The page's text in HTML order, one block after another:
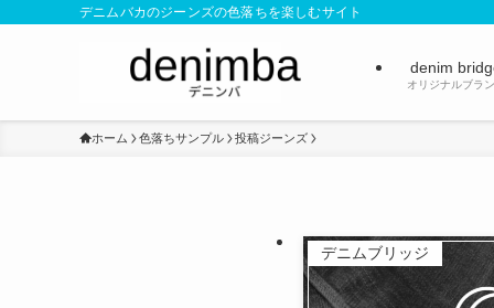
デニムバカのジーンズの色落ちを楽しむサイト
denim
オリジナルブラ
ホーム 色落ちサンプル 投稿ジーンズ
デニムブリッジ